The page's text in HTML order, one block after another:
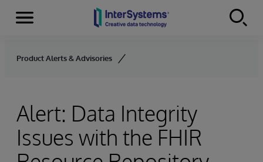
Skip to content
Menu
Product Alerts & Advisories
Alert: Data Integrity
Issues with the FHIR